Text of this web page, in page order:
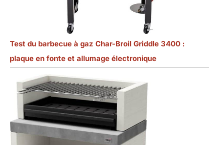
Test du barbecue à gaz Char-Broil Griddle 3400 :
plaque en fonte et allumage électronique